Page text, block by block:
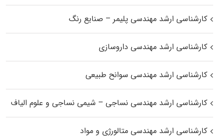
کارشناسی ارشد مهندسی پلیمر – صنایع رنگ
کارشناسی ارشد مهندسی داروسازی
کارشناسی ارشد مهندسی سوانح طبیعی
کارشناسی ارشد مهندسی نساجی – شیمی نساجی و علوم الیاف
کارشناسی ارشد مهندسی متالورژی و مواد